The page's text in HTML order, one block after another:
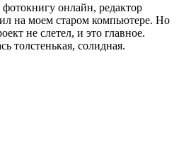
онлайн, редактор
на моем старом компьютере. Но
не слетел, и это главное.
толстенькая, солидная.